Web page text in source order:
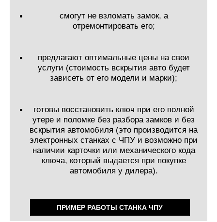
смогут не взломать замок, а
отремонтировать его;
предлагают оптимальные цены на свои
услуги (стоимость вскрытия авто будет
зависеть от его модели и марки);
готовы восстановить ключ при его полной
утере и поломке без разбора замков и без
вскрытия автомобиля (это производится на
электронных станках с ЧПУ и возможно при
наличии карточки или механического кода
ключа, который выдается при покупке
автомобиля у дилера).
ПРИМЕР РАБОТЫ СТАНКА ЧПУ